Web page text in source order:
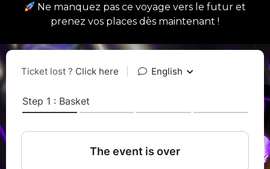
Ne manquez pas ce voyage vers le futur et
prenez vos places dès maintenant !